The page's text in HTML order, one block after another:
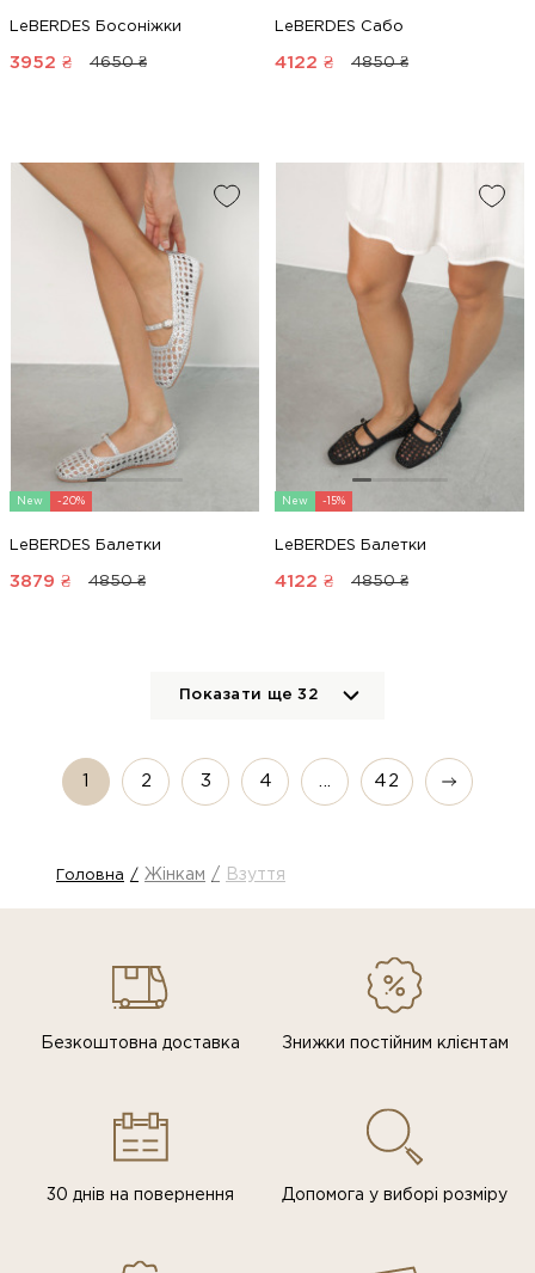
LeBERDES Босоніжки
3952 ₴ 4650 ₴
LeBERDES Сабо
4122 ₴ 4850 ₴
New -20%
LeBERDES Балетки
3879 ₴ 4850 ₴
New -15%
LeBERDES Балетки
4122 ₴ 4850 ₴
Показати ще32
1 2 3 4 42
Головна Жінкам Взуття
Безкоштовна доставка Знижки постiйним клiєнтам
30 днів на повернення Допомога у виборі розміру